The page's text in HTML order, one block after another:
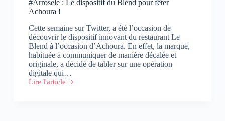
#Arrosele : Le dispositif du Blend pour fêter
Achoura !
Cette semaine sur Twitter, a été l’occasion de
découvrir le dispositif innovant du restaurant Le
Blend à l’occasion d’Achoura. En effet, la marque,
habituée à communiquer de manière décalée et
originale, a décidé de tabler sur une opération
digitale qui…
Lire l'article
#Arrosele